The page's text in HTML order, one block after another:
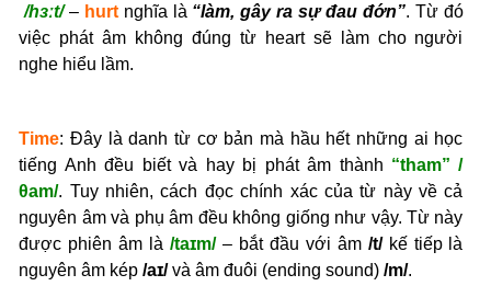
/hɜːt/ – hurt nghĩa là “làm, gây ra sự đau đớn”. Từ đó
việc phát âm không đúng từ heart sẽ làm cho người
nghe hiểu lầm.
Time: Đây là danh từ cơ bản mà hầu hết những ai học
tiếng Anh đều biết và hay bị phát âm thành “tham” /
θam/. Tuy nhiên, cách đọc chính xác của từ này về cả
nguyên âm và phụ âm đều không giống như vậy. Từ này
được phiên âm là /taɪm/– bắt đầu với âm /t/kế tiếp là
nguyên âm kép /aɪ/và âm đuôi (ending sound)/m/.